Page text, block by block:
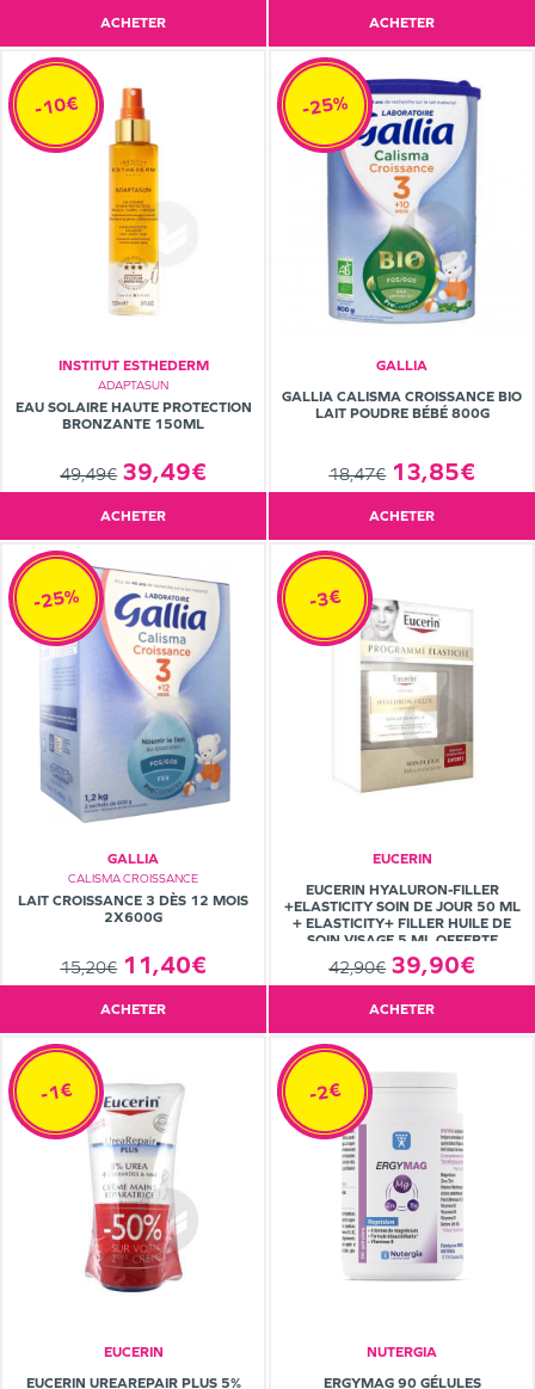
ACHETER ACHETER
INSTITUT ESTHEDERM
ADAPTASUN
EAU SOLAIRE HAUTE PROTECTION
BRONZANTE 150ML
49,49€ 39,49€
-10€
ACHETER
GALLIA
GALLIA CALISMA CROISSANCE BIO
LAIT POUDRE BÉBÉ 800G
18,47€ 13,85€
-25%
ACHETER
GALLIA
CALISMA CROISSANCE
LAIT CROISSANCE 3 DÈS 12 MOIS
2X600G
15,20€ 11,40€
-25%
ACHETER
EUCERIN
EUCERIN HYALURON-FILLER
+ELASTICITY SOIN DE JOUR 50 ML
+ ELASTICITY+ FILLER HUILE DE
SOIN VISAGE 5 ML OFFERTE
42,90€ 39,90€
-3€
ACHETER
EUCERIN
EUCERIN UREAREPAIR PLUS 5%
-1€
NUTERGIA
ERGYMAG 90 GÉLULES
-2€